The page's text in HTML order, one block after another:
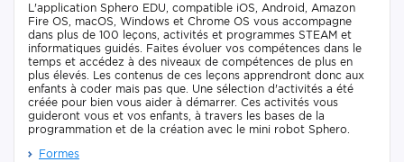
L'application Sphero EDU, compatible iOS, Android, Amazon
Fire OS, macOS, Windows et Chrome OS vous accompagne
dans plus de 100 leçons, activités et programmes STEAM et
informatiques guidés. Faites évoluer vos compétences dans le
temps et accédez à des niveaux de compétences de plus en
plus élevés. Les contenus de ces leçons apprendront donc aux
enfants à coder mais pas que. Une sélection d'activités a été
créée pour bien vous aider à démarrer. Ces activités vous
guideront vous et vos enfants, à travers les bases de la
programmation et de la création avec le mini robot Sphero.
Formes